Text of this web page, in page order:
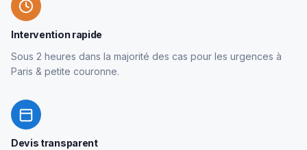
Intervention rapide
Sous 2 heures dans la majorité des cas pour les urgences à
Paris & petite couronne.
Devis transparent